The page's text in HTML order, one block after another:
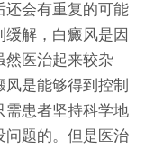
还会有重复的可能
解，白癜风是因
然医治起来较杂
是能够得到控制
需患者坚持科学地
问题的。但是医治